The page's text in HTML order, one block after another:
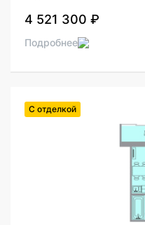
4 521 300 ₽
Подробнее
С отделкой